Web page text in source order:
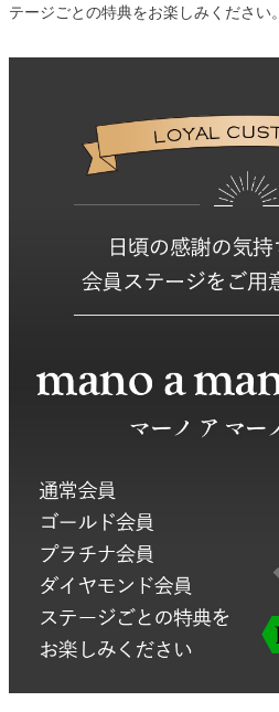
テージごとの特典をお楽しみください。